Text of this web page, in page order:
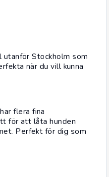
Stockholm som
när du vill kunna
flera fina
för att låta hunden
Perfekt för dig som